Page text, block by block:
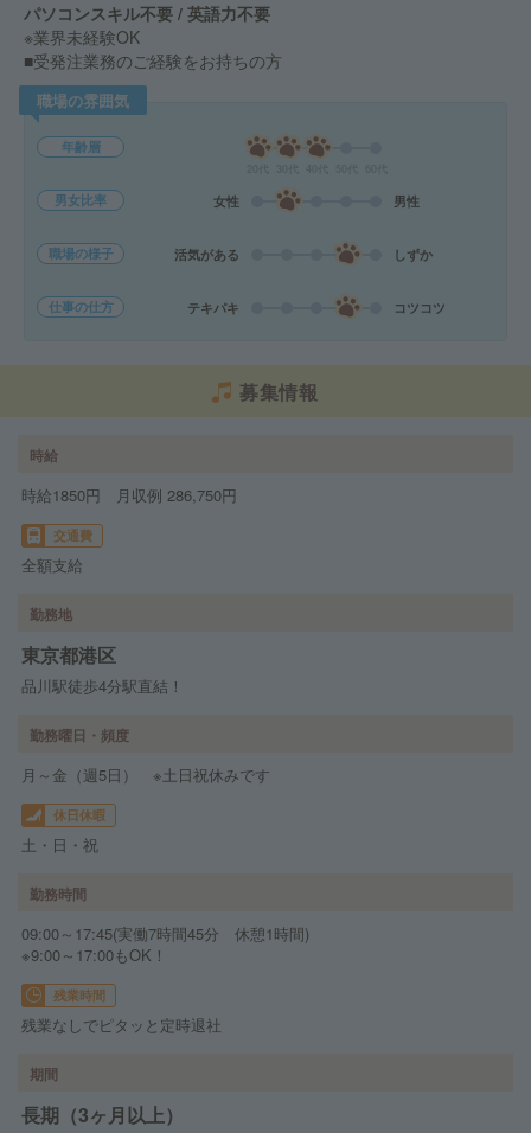
パソコンスキル不要 / 英語力不要
※業界未経験OK
■受発注業務のご経験をお持ちの方
職場の雰囲気
年齢層
男女比率 女性 男性
職場の様子 活気がある しずか
仕事の仕方 テキパキ コツコツ
募集情報
時給
時給1850円 月収例 286,750円
交通費
全額支給
勤務地
東京都港区
品川駅徒歩4分駅直結！
勤務曜日・頻度
月～金（週5日） ※土日祝休みです
休日休暇
土・日・祝
勤務時間
09:00～17:45(実働7時間45分 休憩1時間)
※9:00～17:00もOK！
残業時間
残業なしでピタッと定時退社
期間
長期（3ヶ月以上）